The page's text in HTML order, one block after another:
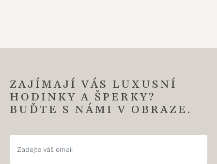
ZAJÍMAJÍ VÁS LUXUSNÍ
HODINKY A ŠPERKY?
BUĎTE S NÁMI V OBRAZE.